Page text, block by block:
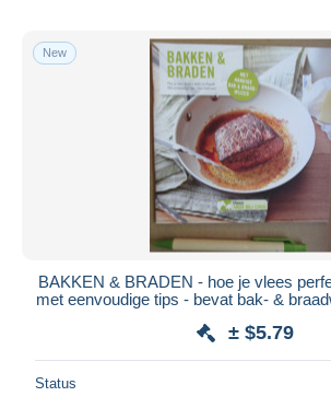
New
BAKKEN & BRADEN - hoe je vlees
met eenvoudige tips - bevat bak- &
± $5.79
Status